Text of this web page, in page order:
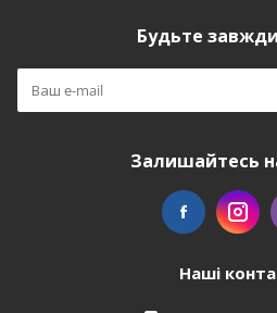
Будьте завжди
Залишайтесь
Наші